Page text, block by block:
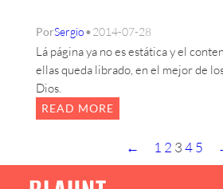
PorSergio•2014-07-28
Lá página ya no es estática y el
ellas queda librado, en el mejor de
Dios.
READ MORE:
← 1 2 345